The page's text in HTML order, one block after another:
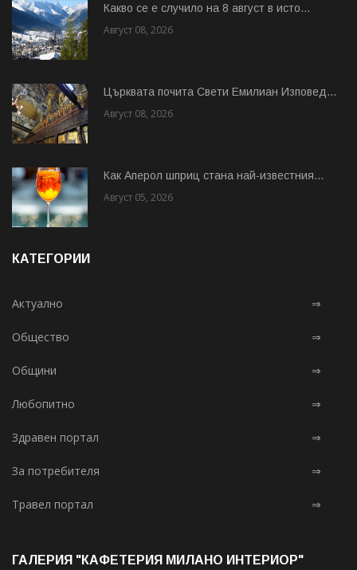
Какво се е случило на 8 август в исто...
Август 08, 2026
Църквата почита Свeти Емилиан Изповед...
Август 08, 2026
Как Аперол шприц стана най-известния...
Август 05, 2026
КАТЕГОРИИ
Актуално ⇒
Общество ⇒
Общини ⇒
Любопитно ⇒
Здравен портал ⇒
За потребителя ⇒
Травел портал ⇒
ГАЛЕРИЯ "КАФЕТЕРИЯ МИЛАНО ИНТЕРИОР"